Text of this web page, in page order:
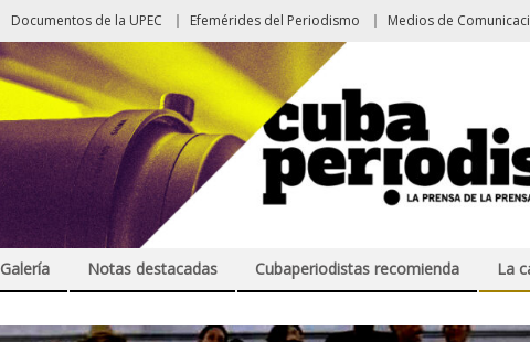
Documentos de la UPEC Efemérides del Periodismo Medios de
Galería Notas destacadas Cubaperiodistas recomienda La